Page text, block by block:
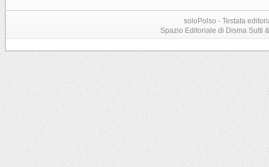
soloPolso - Testata
Spazio Editoriale di Disma Sutti